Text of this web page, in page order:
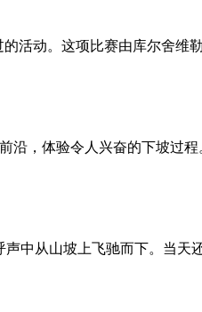
活动。这项比赛由库尔舍
沿，体验令人兴奋的下坡过
中从山坡上飞驰而下。当